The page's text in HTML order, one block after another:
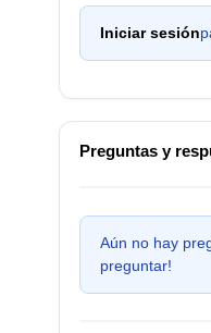
Iniciar sesión
Preguntas y
Aún no hay
preguntar!